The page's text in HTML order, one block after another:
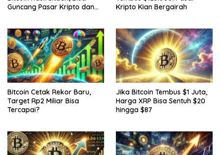
Guncang Pasar Kripto dan
Kripto Kian Bergairah
Bitcoin Cetak Rekor Baru,
Target Rp2 Miliar Bisa
Tercapai?
Jika Bitcoin Tembus $1 Juta,
Harga XRP Bisa Sentuh $20
hingga $87